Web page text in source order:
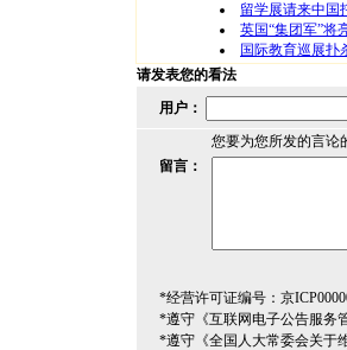
留学展请来中国
英国“集团军”将
国际教育巡展扑
请发表您的看法
用户：
您要为您所发的言论
留言：
*经营许可证编号：京
*遵守《互联网电子公告服务
*遵守《全国人大常委会关于